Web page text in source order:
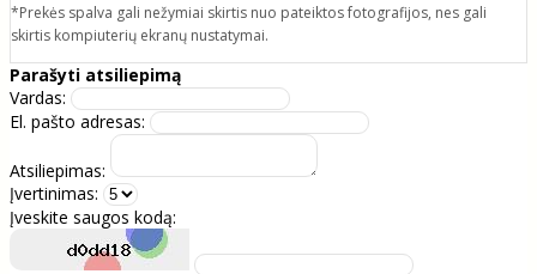
*Prekės spalva gali nežymiai skirtis nuo pateiktos fotografijos, nes gali
skirtis kompiuterių ekranų nustatymai.
Parašyti atsiliepimą
Vardas:
El. pašto adresas:
Atsiliepimas:
Įvertinimas:
Įveskite saugos kodą: